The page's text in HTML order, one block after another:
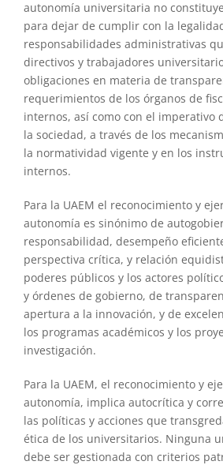
autonomía universitaria no
para dejar de cumplir con la
responsabilidades administrativas
directivos y trabajadores
obligaciones en materia de
requerimientos de los órganos de
internos, así como con el imperativo
la sociedad, a través de los
la normatividad vigente y en los
internos.
Para la UAEM el reconocimiento y
autonomía es sinónimo de
responsabilidad, desempeño
perspectiva crítica, y relación
poderes públicos y los actores
y órdenes de gobierno, de
apertura a la innovación, y de
los programas académicos y los
investigación.
Para la UAEM, el reconocimiento y
autonomía, implica autocrítica y
las políticas y acciones que
ética de los universitarios. Ninguna
debe ser gestionada con criterios